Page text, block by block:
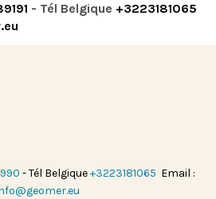
- Tél Belgique +3223181065
- Tél Belgique+3223181065 Email :